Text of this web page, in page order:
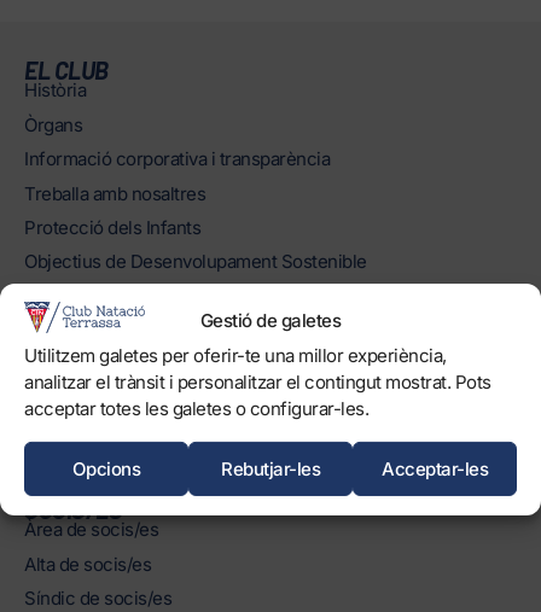
Gestió de galetes
Utilitzem galetes per oferir-te una millor experiència,
analitzar el trànsit i personalitzar el contingut mostrat. Pots
acceptar totes les galetes o configurar-les.
Acceptar-les
Rebutjar-les
Opcions
EL CLUB
Història
Òrgans
Informació corporativa i transparència
Treballa amb nosaltres
Protecció dels Infants
Objectius de Desenvolupament Sostenible
INSTAL·LACIONS
Horaris
Piscines
Normatives
SOCIS/ES
Àrea de socis/es
Alta de socis/es
Síndic de socis/es